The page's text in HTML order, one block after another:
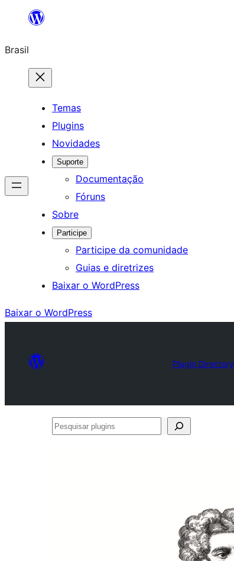
o
conteúdo
Brasil
Temas
Plugins
Novidades
Suporte
Documentação
Fóruns
Sobre
Participe
Participe da comunidade
Guias e diretrizes
Baixar o WordPress
Baixar o WordPress
Plugin Directory
Pesquisar